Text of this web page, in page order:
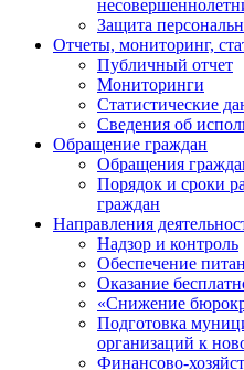
Защита
Отчеты, мониторинг,
Публичный отчет
Мониторинги
Статистические
Сведения об
Обращение граждан
Обращения
Порядок и сроки
граждан
Направления
Надзор и контроль
Обеспечение
Оказание
«Снижение
Подготовка
организаций к
Финансово-